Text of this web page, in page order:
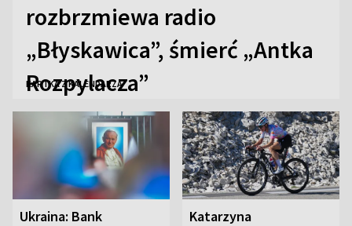
rozbrzmiewa radio
„Błyskawica”, śmierć „Antka
Rozpylacza”
KARTKA Z KALENDARZA
Ukraina: Bank
Katarzyna